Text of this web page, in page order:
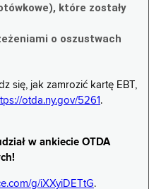
które zostały
o oszustwach
się, jak zamrozić kartę EBT,
otda.ny.gov/5261 .
w ankiecie OTDA
g/iXXyiDETtG.